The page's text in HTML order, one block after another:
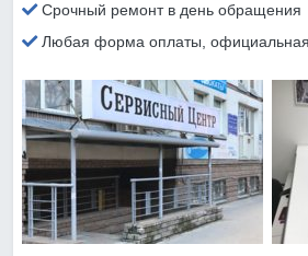
Срочный ремонт в день обращения
Любая форма оплаты, официальная